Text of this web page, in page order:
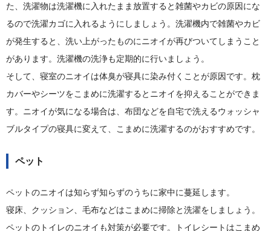
た、洗濯物は洗濯機に入れたまま放置すると雑菌やカビの原因にな
るので洗濯カゴに入れるようにしましょう。洗濯機内で雑菌やカビ
が発生すると、洗い上がったものにニオイが再びついてしまうこと
があります。洗濯機の洗浄も定期的に行いましょう。
そして、寝室のニオイは体臭が寝具に染み付くことが原因です。枕
カバーやシーツをこまめに洗濯するとニオイを抑えることができま
す。ニオイが気になる場合は、布団などを自宅で洗えるウォッシャ
ブルタイプの寝具に変えて、こまめに洗濯するのがおすすめです。
ペット
ペットのニオイは知らず知らずのうちに家中に蔓延します。
寝床、クッション、毛布などはこまめに掃除と洗濯をしましょう。
ペットのトイレのニオイも対策が必要です。トイレシートはこまめ